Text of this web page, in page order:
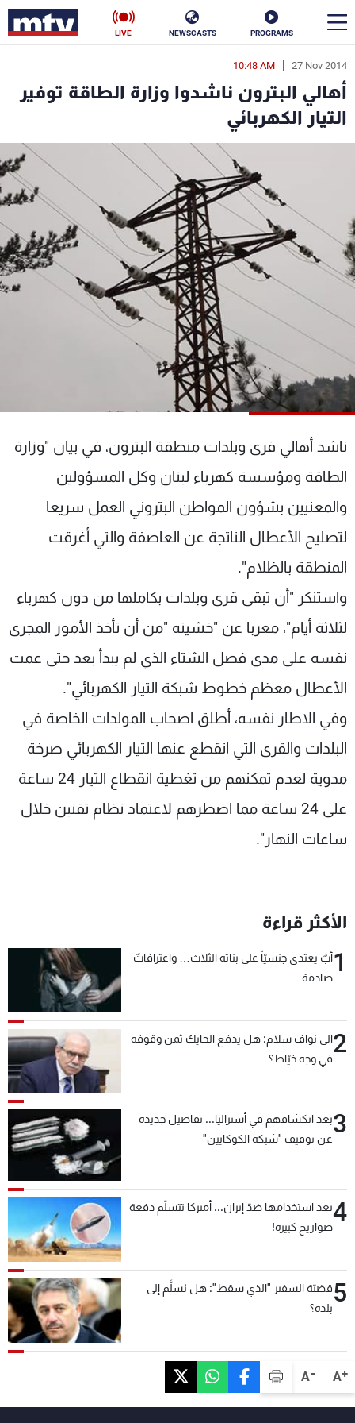
PROGRAMS
NEWSCASTS
LIVE
A+
A-
27 Nov 2014
10:48 AM
أهالي البترون ناشدوا وزارة الطاقة توفير
التيار الكهربائي
ناشد أهالي قرى وبلدات منطقة البترون، في بيان "وزارة
الطاقة ومؤسسة كهرباء لبنان وكل المسؤولين
والمعنيين بشؤون المواطن البتروني العمل سريعا
لتصليح الأعطال الناتجة عن العاصفة والتي أغرقت
المنطقة بالظلام".
واستنكر "أن تبقى قرى وبلدات بكاملها من دون كهرباء
لثلاثة أيام"، معربا عن "خشيته "من أن تأخذ الأمور المجرى
نفسه على مدى فصل الشتاء الذي لم يبدأ بعد حتى عمت
الأعطال معظم خطوط شبكة التيار الكهربائي".
وفي الاطار نفسه، أطلق اصحاب المولدات الخاصة في
البلدات والقرى التي انقطع عنها التيار الكهربائي صرخة
مدوية لعدم تمكنهم من تغطية انقطاع التيار 24 ساعة
على 24 ساعة مما اضطرهم لاعتماد نظام تقنين خلال
ساعات النهار".
الأكثر قراءة
1أبٌ يعتدي جنسيّاً على بناته الثلاث… واعترافاتٌ
صادمة
2الى نواف سلام: هل يدفع الحايك ثمن وقوفه
في وجه خيّاط؟
3بعد انكشافهم في أستراليا... تفاصيل جديدة
عن توقيف "شبكة الكوكايين"
4بعد استخدامها ضدّ إيران... أميركا تتسلّم دفعة
صواريخ كبيرة!
5قضيّة السفير "الذي سقط": هل يُسلَّم إلى
بلده؟
en
الأخبار
سياسة ناس
فن
منوعات رياضة
كأس العالم
البرامج
جدول البرامج
شاهد البرامج
الترددات
عن MTV
لاعلاناتكم
وظائف
شروط الإسـتخدام